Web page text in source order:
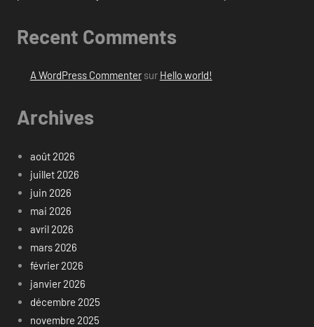
Recent Comments
A WordPress Commentersur Hello world!
Archives
août 2026
juillet 2026
juin 2026
mai 2026
avril 2026
mars 2026
février 2026
janvier 2026
décembre 2025
novembre 2025